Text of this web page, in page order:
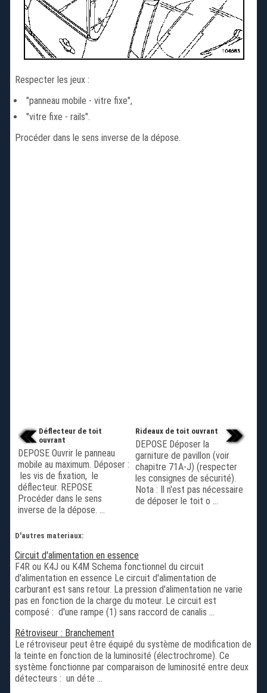
Respecter les jeux :
"panneau mobile - vitre fixe",
"vitre fixe - rails".
Procéder dans le sens inverse de la dépose.
Déflecteur de toit
ouvrant
DEPOSE Ouvrir le panneau
mobile au maximum. Déposer :
les vis de fixation, le
déflecteur. REPOSE
Procéder dans le sens
inverse de la dépose. ...
Rideaux de toit ouvrant
DEPOSE Déposer la
garniture de pavillon (voir
chapitre 71A-J) (respecter
les consignes de sécurité).
Nota : Il n'est pas nécessaire
de déposer le toit o ...
D'autres materiaux:
Circuit d'alimentation en essence
F4R ou K4J ou K4M Schema fonctionnel du circuit
d'alimentation en essence Le circuit d'alimentation de
carburant est sans retour. La pression d'alimentation ne varie
pas en fonction de la charge du moteur. Le circuit est
composé : d'une rampe (1) sans raccord de canalis ...
Rétroviseur : Branchement
Le rétroviseur peut être équipé du système de modification de
la teinte en fonction de la luminosité (électrochrome). Ce
système fonctionne par comparaison de luminosité entre deux
détecteurs : un déte ...